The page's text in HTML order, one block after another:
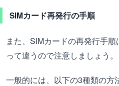
SIMカード再発行の手順
また、SIMカードの再発行手
って違うので注意しましょう。
一般的には、以下の3種類の方